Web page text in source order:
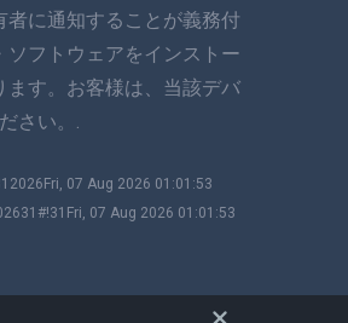
スカ
に通知することが義務付
フトウェアをインストー
す。お客様は、当該デバ
さい。.
07 Aug 2026 01:01:53
07 Aug 2026 01:01:53